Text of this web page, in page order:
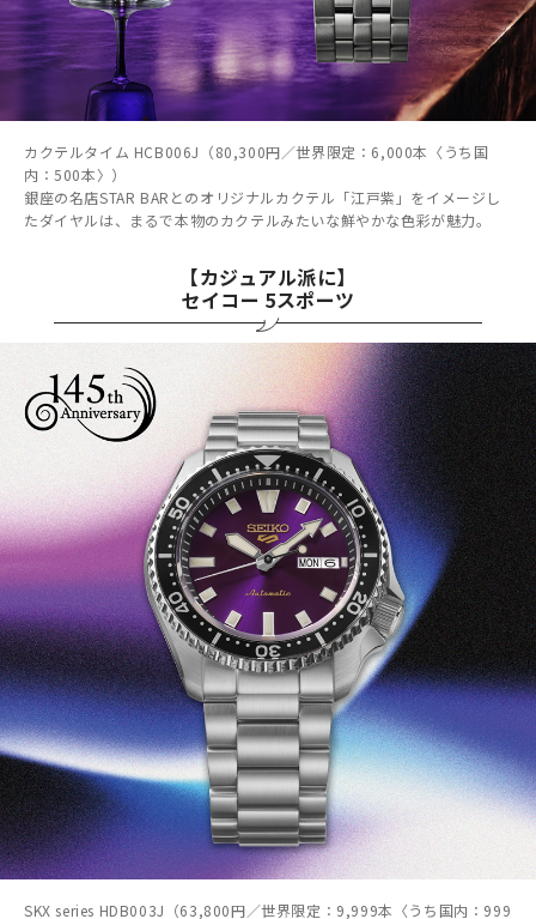
カクテルタイム HCB006J（80,300円／世界限定：6,000本〈うち国
内：500本〉）
銀座の名店STAR BARとのオリジナルカクテル「江戸紫」をイメージし
たダイヤルは、まるで本物のカクテルみたいな鮮やかな色彩が魅力。
【カジュアル派に】
セイコー 5スポーツ
SKX series HDB003J（63,800円／世界限定：9,999本〈うち国内：999